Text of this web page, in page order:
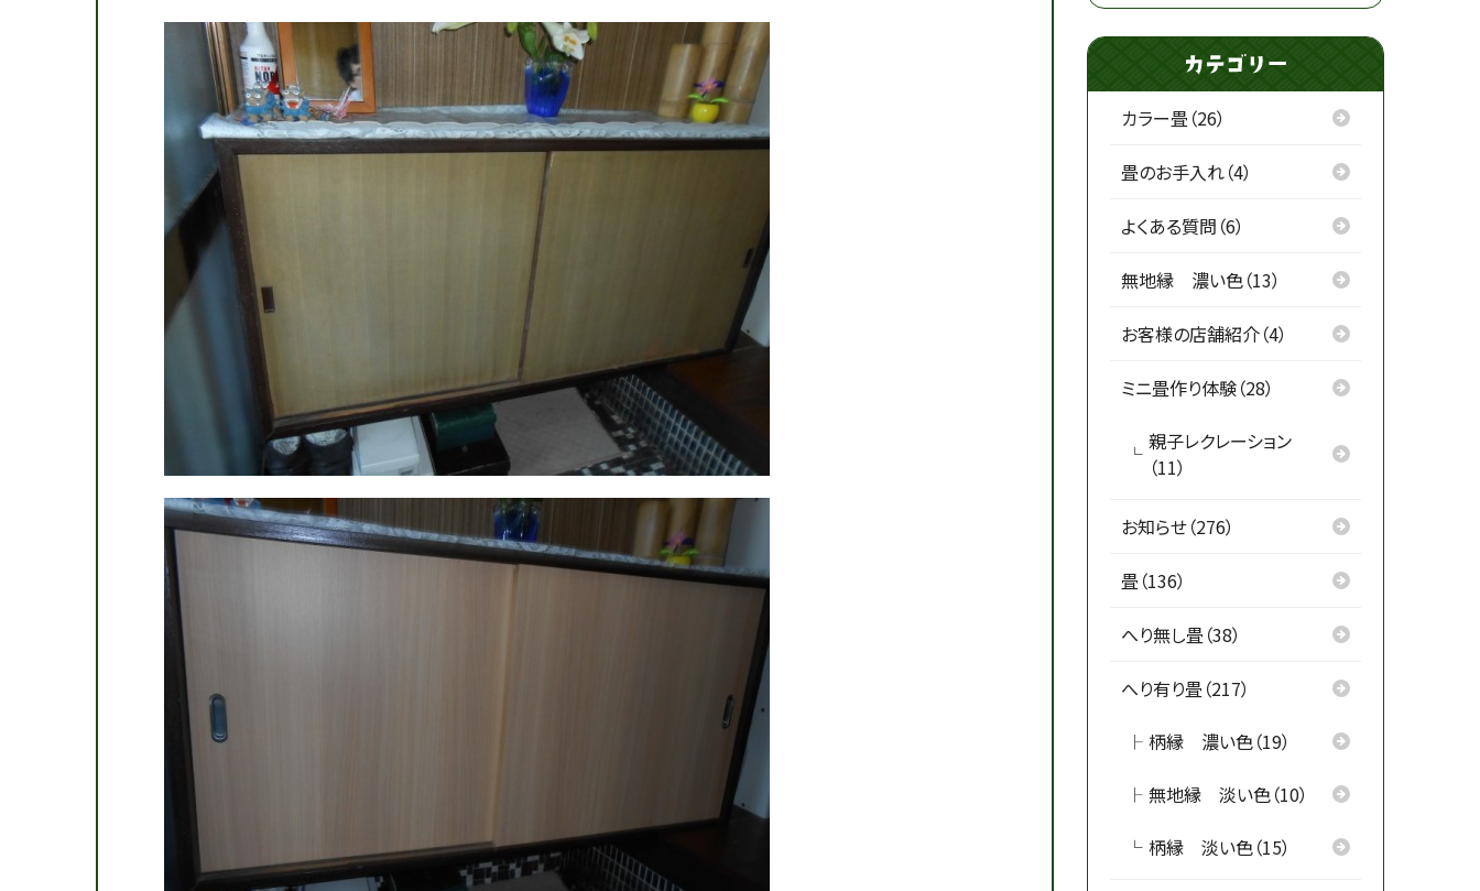
カラー畳（26）
畳のお手入れ（4）
よくある質問（6）
無地縁 濃い色（13）
お客様の店舗紹介（4）
ミニ畳作り体験（28）
親子レクレーション
（11）
お知らせ（276）
畳（136）
へり無し畳（38）
へり有り畳（217）
柄縁 濃い色（19）
無地縁 淡い色（10）
柄縁 淡い色（15）